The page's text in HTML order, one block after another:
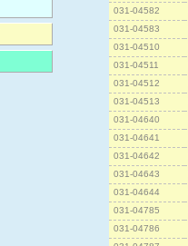
031-04582
031-04583
031-04510
031-04511
031-04512
031-04513
031-04640
031-04641
031-04642
031-04643
031-04644
031-04785
031-04786